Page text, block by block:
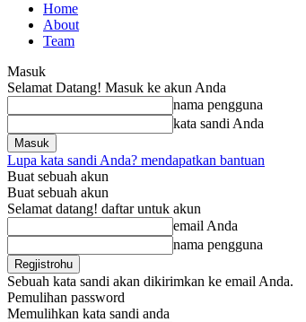
Home
About
Team
Masuk
Selamat Datang! Masuk ke akun Anda
nama pengguna
kata sandi Anda
Lupa kata sandi Anda? mendapatkan bantuan
Buat sebuah akun
Buat sebuah akun
Selamat datang! daftar untuk akun
email Anda
nama pengguna
Sebuah kata sandi akan dikirimkan ke email Anda.
Pemulihan password
Memulihkan kata sandi anda